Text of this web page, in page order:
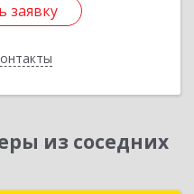
заявку
заявку
из соседних